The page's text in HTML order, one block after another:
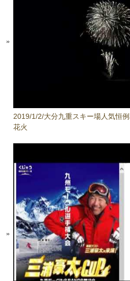
2019/1/2/大分九重スキー場人気恒
花火